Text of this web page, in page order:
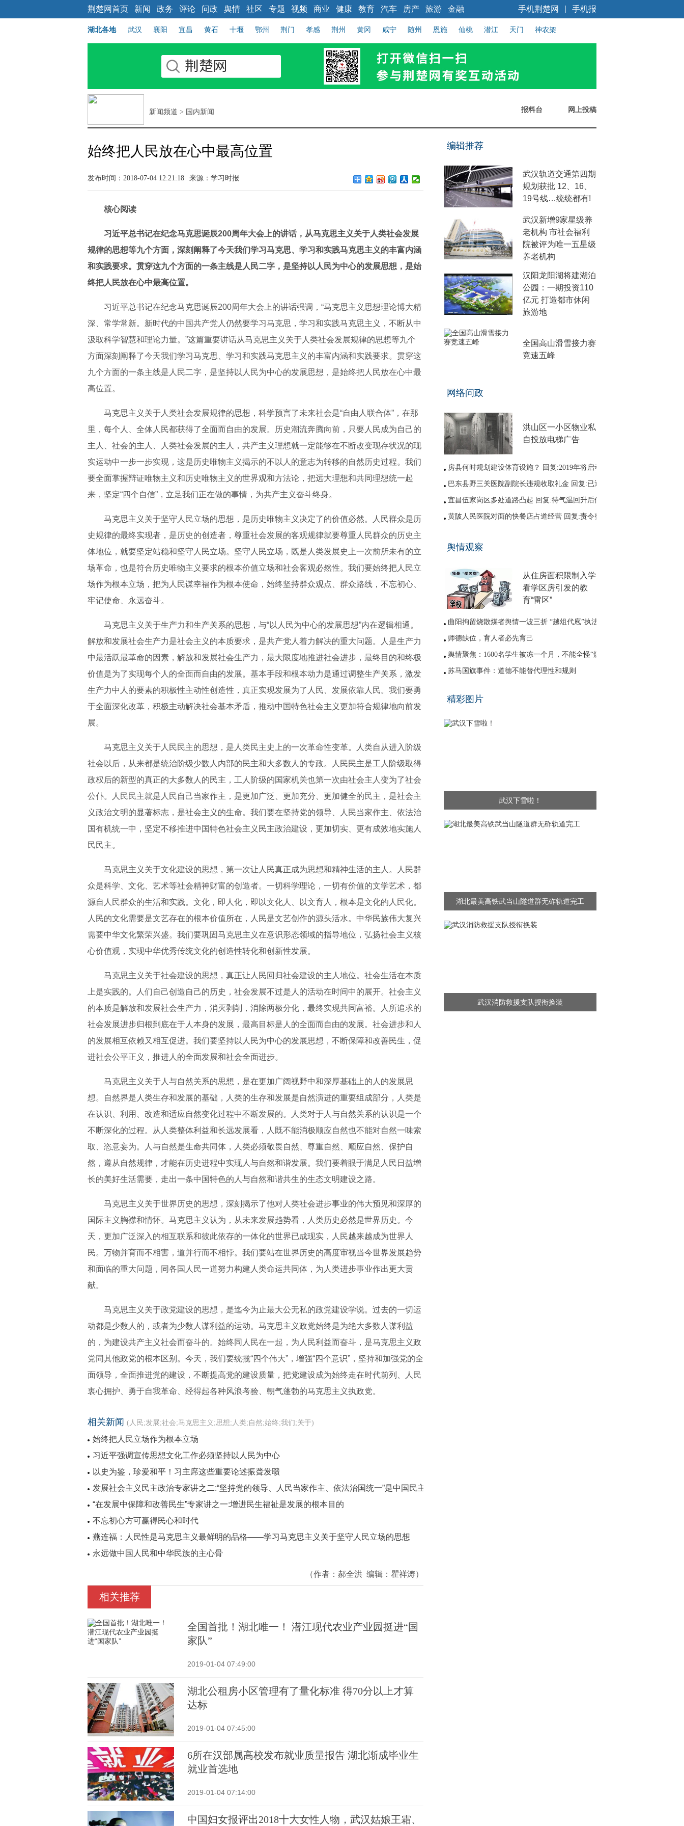
荆楚网首页 新闻 政务 评论 问政 舆情 社区 专题 视频 商业 健康 教育 汽车 房产 旅游 金融 手机报
手机荆楚网
湖北各地 武汉 襄阳 宜昌 黄石 十堰 鄂州 荆门 孝感 荆州 黄冈 咸宁 随州 恩施 仙桃 潜江 天门 神农架
新闻频道 > 国内新闻 报料台 网上投稿
始终把人民放在心中最高位置
发布时间：2018-07-04 12:21:18 来源： 学习时报
核心阅读
习近平总书记在纪念马克思诞辰200周年大会上的讲话，从马克思主义关于人类社会发展
规律的思想等九个方面，深刻阐释了今天我们学习马克思、学习和实践马克思主义的丰富内涵
和实践要求。贯穿这九个方面的一条主线是人民二字，是坚持以人民为中心的发展思想，是始
终把人民放在心中最高位置。
习近平总书记在纪念马克思诞辰200周年大会上的讲话强调，“马克思主义思想理论博大精
深、常学常新。新时代的中国共产党人仍然要学习马克思，学习和实践马克思主义，不断从中
汲取科学智慧和理论力量。”这篇重要讲话从马克思主义关于人类社会发展规律的思想等九个
方面深刻阐释了今天我们学习马克思、学习和实践马克思主义的丰富内涵和实践要求。贯穿这
九个方面的一条主线是人民二字，是坚持以人民为中心的发展思想，是始终把人民放在心中最
高位置。
马克思主义关于人类社会发展规律的思想，科学预言了未来社会是“自由人联合体”，在那
里，每个人、全体人民都获得了全面而自由的发展。历史潮流奔腾向前，只要人民成为自己的
主人、社会的主人、人类社会发展的主人，共产主义理想就一定能够在不断改变现存状况的现
实运动中一步一步实现，这是历史唯物主义揭示的不以人的意志为转移的自然历史过程。我们
要全面掌握辩证唯物主义和历史唯物主义的世界观和方法论，把远大理想和共同理想统一起
来，坚定“四个自信”，立足我们正在做的事情，为共产主义奋斗终身。
马克思主义关于坚守人民立场的思想，是历史唯物主义决定了的价值必然。人民群众是历
史规律的最终实现者，是历史的创造者，尊重社会发展的客观规律就要尊重人民群众的历史主
体地位，就要坚定站稳和坚守人民立场。坚守人民立场，既是人类发展史上一次前所未有的立
场革命，也是符合历史唯物主义要求的根本价值立场和社会客观必然性。我们要始终把人民立
场作为根本立场，把为人民谋幸福作为根本使命，始终坚持群众观点、群众路线，不忘初心、
牢记使命、永远奋斗。
马克思主义关于生产力和生产关系的思想，与“以人民为中心的发展思想”内在逻辑相通。
解放和发展社会生产力是社会主义的本质要求，是共产党人着力解决的重大问题。人是生产力
中最活跃最革命的因素，解放和发展社会生产力，最大限度地推进社会进步，最终目的和终极
价值是为了实现每个人的全面而自由的发展。基本手段和根本动力是通过调整生产关系，激发
生产力中人的要素的积极性主动性创造性，真正实现发展为了人民、发展依靠人民。我们要勇
于全面深化改革，积极主动解决社会基本矛盾，推动中国特色社会主义更加符合规律地向前发
展。
马克思主义关于人民民主的思想，是人类民主史上的一次革命性变革。人类自从进入阶级
社会以后，从来都是统治阶级少数人内部的民主和大多数人的专政。人民民主是工人阶级取得
政权后的新型的真正的大多数人的民主，工人阶级的国家机关也第一次由社会主人变为了社会
公仆。人民民主就是人民自己当家作主，是更加广泛、更加充分、更加健全的民主，是社会主
义政治文明的显著标志，是社会主义的生命。我们要在坚持党的领导、人民当家作主、依法治
国有机统一中，坚定不移推进中国特色社会主义民主政治建设，更加切实、更有成效地实施人
民民主。
马克思主义关于文化建设的思想，第一次让人民真正成为思想和精神生活的主人。人民群
众是科学、文化、艺术等社会精神财富的创造者。一切科学理论，一切有价值的文学艺术，都
源自人民群众的生活和实践。文化，即人化，即以文化人、以文育人，根本是文化的人民化。
人民的文化需要是文艺存在的根本价值所在，人民是文艺创作的源头活水。中华民族伟大复兴
需要中华文化繁荣兴盛。我们要巩固马克思主义在意识形态领域的指导地位，弘扬社会主义核
心价值观，实现中华优秀传统文化的创造性转化和创新性发展。
马克思主义关于社会建设的思想，真正让人民回归社会建设的主人地位。社会生活在本质
上是实践的。人们自己创造自己的历史，社会发展不过是人的活动在时间中的展开。社会主义
的本质是解放和发展社会生产力，消灭剥削，消除两极分化，最终实现共同富裕。人所追求的
社会发展进步归根到底在于人本身的发展，最高目标是人的全面而自由的发展。社会进步和人
的发展相互依赖又相互促进。我们要坚持以人民为中心的发展思想，不断保障和改善民生，促
进社会公平正义，推进人的全面发展和社会全面进步。
马克思主义关于人与自然关系的思想，是在更加广阔视野中和深厚基础上的人的发展思
想。自然界是人类生存和发展的基础，人类的生存和发展是自然演进的重要组成部分，人类是
在认识、利用、改造和适应自然变化过程中不断发展的。人类对于人与自然关系的认识是一个
不断深化的过程。从人类整体利益和长远发展看，人既不能消极顺应自然也不能对自然一味索
取、恣意妄为。人与自然是生命共同体，人类必须敬畏自然、尊重自然、顺应自然、保护自
然，遵从自然规律，才能在历史进程中实现人与自然和谐发展。我们要着眼于满足人民日益增
长的美好生活需要，走出一条中国特色的人与自然和谐共生的生态文明建设之路。
马克思主义关于世界历史的思想，深刻揭示了他对人类社会进步事业的伟大预见和深厚的
国际主义胸襟和情怀。马克思主义认为，从未来发展趋势看，人类历史必然是世界历史。今
天，更加广泛深入的相互联系和彼此依存的一体化的世界已成现实，人民越来越成为世界人
民。万物并育而不相害，道并行而不相悖。我们要站在世界历史的高度审视当今世界发展趋势
和面临的重大问题，同各国人民一道努力构建人类命运共同体，为人类进步事业作出更大贡
献。
马克思主义关于政党建设的思想，是迄今为止最大公无私的政党建设学说。过去的一切运
动都是少数人的，或者为少数人谋利益的运动。马克思主义政党始终是为绝大多数人谋利益
的，为建设共产主义社会而奋斗的。始终同人民在一起，为人民利益而奋斗，是马克思主义政
党同其他政党的根本区别。今天，我们要统揽“四个伟大”，增强“四个意识”，坚持和加强党的全
面领导，全面推进党的建设，不断提高党的建设质量，把党建设成为始终走在时代前列、人民
衷心拥护、勇于自我革命、经得起各种风浪考验、朝气蓬勃的马克思主义执政党。
相关新闻 (人民;发展;社会;马克思主义;思想;人类;自然;始终;我们;关于)
始终把人民立场作为根本立场
习近平强调宣传思想文化工作必须坚持以人民为中心
以史为鉴，珍爱和平！习主席这些重要论述振聋发聩
发展社会主义民主政治专家讲之二:“坚持党的领导、人民当家作主、依法治国统一”是中国民主政治建设的根本经验
“在发展中保障和改善民生”专家讲之一:增进民生福祉是发展的根本目的
不忘初心方可赢得民心和时代
燕连福：人民性是马克思主义最鲜明的品格——学习马克思主义关于坚守人民立场的思想
永远做中国人民和中华民族的主心骨
（作者： 郝全洪 编辑： 瞿祥涛）
相关推荐
全国首批！湖北唯一！ 潜江现代农业产业园挺进“国
家队”
2019-01-04 07:49:00
湖北公租房小区管理有了量化标准 得70分以上才算
达标
2019-01-04 07:45:00
6所在汉部属高校发布就业质量报告 湖北渐成毕业生
就业首选地
2019-01-04 07:14:00
中国妇女报评出2018十大女性人物，武汉姑娘王霜、
编辑推荐
武汉轨道交通第四期
规划获批 12、16、
19号线…统统都有!
武汉新增9家星级养
老机构 市社会福利
院被评为唯一五星级
养老机构
汉阳龙阳湖将建湖泊
公园：一期投资110
亿元 打造都市休闲
旅游地
全国高山滑雪接力赛
竞速五峰
网络问政
洪山区一小区物业私
自投放电梯广告
房县何时规划建设体育设施？ 回复:2019年将启动
巴东县野三关医院副院长违规收取礼金 回复:已退回
宜昌伍家岗区多处道路凸起 回复:待气温回升后修补
黄陂人民医院对面的快餐店占道经营 回复:责令整改
网友建议调整鱼梁洲循环线路 回复:没有客流支撑
舆情观察
从住房面积限制入学
看学区房引发的教
育“雷区”
曲阳拘留烧散煤者舆情一波三折 “越俎代庖”执法引质疑
师德缺位，育人者必先育己
舆情聚焦：1600名学生被冻一个月，不能全怪“煤改气”
苏马国旗事件：道德不能替代理性和规则
精彩图片
武汉下雪啦！
湖北最美高铁武当山隧道群无砟轨道完工
武汉消防救援支队授衔换装